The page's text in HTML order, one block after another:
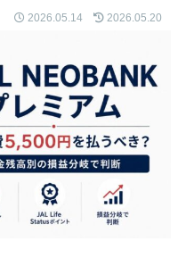
2026.05.14 2026.05.20